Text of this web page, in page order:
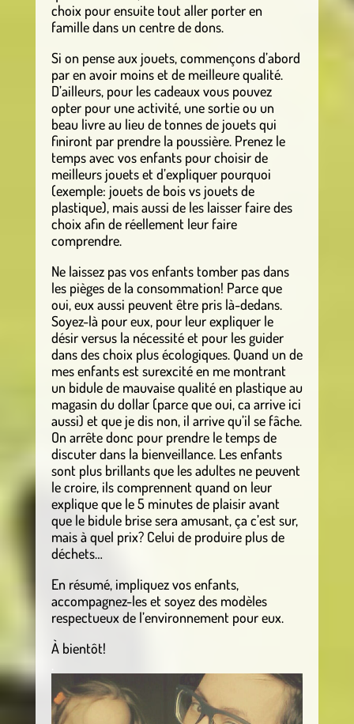
choix pour ensuite tout aller porter en
famille dans un centre de dons.
Si on pense aux jouets, commençons d’abord
par en avoir moins et de meilleure qualité.
D’ailleurs, pour les cadeaux vous pouvez
opter pour une activité, une sortie ou un
beau livre au lieu de tonnes de jouets qui
finiront par prendre la poussière. Prenez le
temps avec vos enfants pour choisir de
meilleurs jouets et d’expliquer pourquoi
(exemple: jouets de bois vs jouets de
plastique), mais aussi de les laisser faire des
choix afin de réellement leur faire
comprendre.
Ne laissez pas vos enfants tomber pas dans
les pièges de la consommation! Parce que
oui, eux aussi peuvent être pris là-dedans.
Soyez-là pour eux, pour leur expliquer le
désir versus la nécessité et pour les guider
dans des choix plus écologiques. Quand un de
mes enfants est surexcité en me montrant
un bidule de mauvaise qualité en plastique au
magasin du dollar (parce que oui, ca arrive ici
aussi) et que je dis non, il arrive qu’il se fâche.
On arrête donc pour prendre le temps de
discuter dans la bienveillance. Les enfants
sont plus brillants que les adultes ne peuvent
le croire, ils comprennent quand on leur
explique que le 5 minutes de plaisir avant
que le bidule brise sera amusant, ça c’est sur,
mais à quel prix? Celui de produire plus de
déchets…
En résumé, impliquez vos enfants,
accompagnez-les et soyez des modèles
respectueux de l’environnement pour eux.
À bientôt!